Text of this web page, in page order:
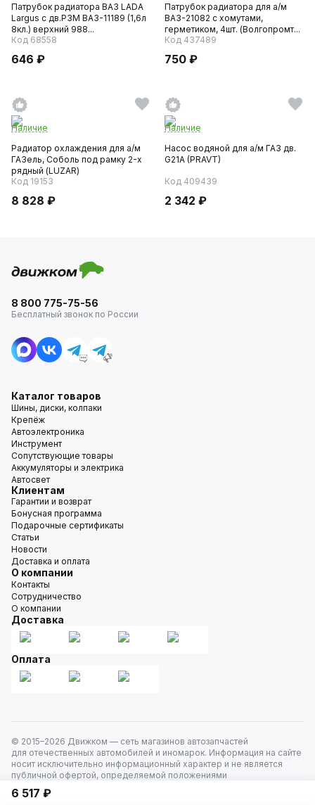
Патрубок радиатора ВАЗ LADA
Largus c дв.Р3М ВАЗ-11189 (1,6л
8кл.) верхний 988...
Код 68558
646 ₽
Патрубок радиатора для а/м
ВАЗ-21082 с хомутами,
герметиком, 4шт. (Волгопромт...
Код 437489
750 ₽
Наличие
Радиатор охлаждения для а/м
ГАЗель, Соболь под рамку 2-х
рядный (LUZAR)
Код 19153
8 828 ₽
Наличие
Насос водяной для а/м ГАЗ дв.
G21A (PRAVT)
Код 409439
2 342 ₽
6 517 ₽
8 800 775-75-56
Бесплатный звонок по России
Каталог товаров
Шины, диски, колпаки
Крепёж
Автоэлектроника
Инструмент
Сопутствующие товары
Аккумуляторы и электрика
Автосвет
Клиентам
Гарантии и возврат
Бонусная программа
Подарочные сертификаты
Статьи
Новости
Доставка и оплата
О компании
Контакты
Сотрудничество
О компании
Доставка
Оплата
© 2015–2026 Движком — сеть магазинов автозапчастей
для отечественных автомобилей и иномарок. Информация на сайте
носит исключительно информационный характер и не является
публичной офертой, определяемой положениями